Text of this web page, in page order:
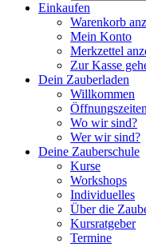
Einkaufen
Warenkorb
Mein Konto
Merkzettel
Zur Kasse
Dein Zauberladen
Willkommen
Öffnungszeiten
Wo wir sind?
Wer wir sind?
Deine Zauberschule
Kurse
Workshops
Individuelles
Über die
Kursratgeber
Termine